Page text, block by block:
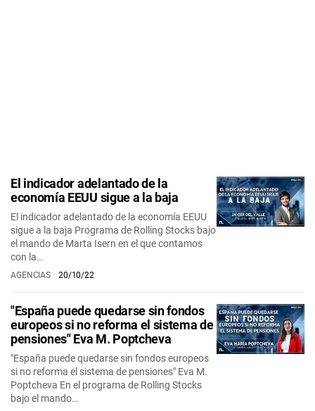
El indicador adelantado de la
economía EEUU sigue a la baja
El indicador adelantado de la economía EEUU
sigue a la baja Programa de Rolling Stocks bajo
el mando de Marta Isern en el que contamos
con la…
AGENCIAS 20/10/22
"España puede quedarse sin fondos
europeos si no reforma el sistema de
pensiones" Eva M. Poptcheva
"España puede quedarse sin fondos europeos
si no reforma el sistema de pensiones" Eva M.
Poptcheva En el programa de Rolling Stocks
bajo el mando…